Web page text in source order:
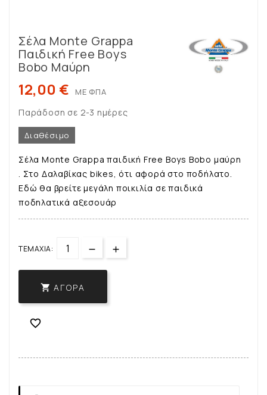
Σέλα Monte Grappa
Παιδική Free Boys
Bobo Μαύρη
12,00 € ΜΕ ΦΠΑ
Παράδοση σε 2-3 ημέρες
Διαθέσιμο
Σέλα Monte Grappa παιδική Free Boys Bobo μαύρη
. Στο Δαλαβίκας bikes, ότι αφορά στο ποδήλατο.
Εδώ θα βρείτε μεγάλη ποικιλία σε παιδικά
ποδηλατικά αξεσουάρ
ΤΕΜΆΧΙΑ:
 ΑΓΟΡΆ
